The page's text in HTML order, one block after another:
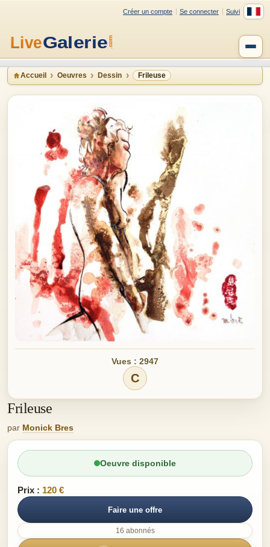
Créer un compte Se connecter Suivi
Accueil Oeuvres Dessin Frileuse
Vues : 2947
C
Frileuse
par Monick Bres
Oeuvre disponible
Prix : 120 €
Faire une offre
16 abonnés